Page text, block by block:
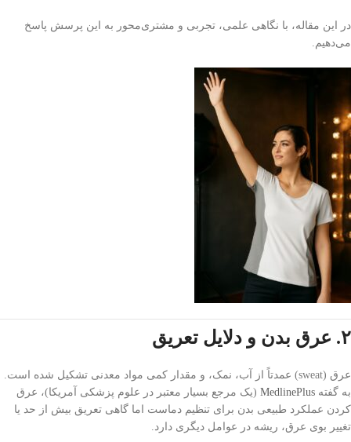
در این مقاله، با نگاهی علمی، تجربی و مشتری‌محور به این پرسش پاسخ
می‌دهیم.
۲. عرق بدن و دلایل تعریق
عرق (sweat) عمدتاً از آب، نمک، و مقدار کمی مواد معدنی تشکیل شده است.
به گفته MedlinePlus (یک مرجع بسیار معتبر در علوم پزشکی آمریکا)، عرق‌
کردن عملکرد طبیعی بدن برای تنظیم دماست اما گاهی تعریق بیش از حد یا
تغییر بوی عرق، ریشه در عوامل دیگری دارد.